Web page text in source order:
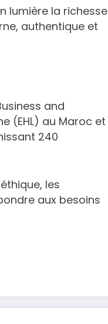
lumière la richesse
authentique et
and
(EHL) au Maroc et
240
les
aux besoins